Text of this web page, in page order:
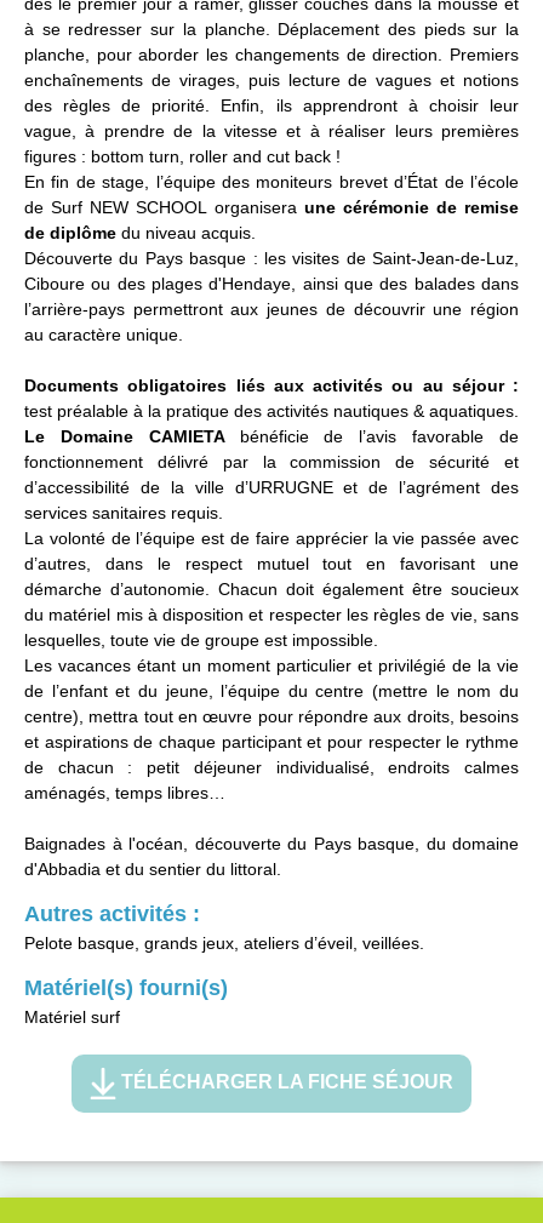
dès le premier jour à ramer, glisser couchés dans la mousse et
à se redresser sur la planche. Déplacement des pieds sur la
planche, pour aborder les changements de direction. Premiers
enchaînements de virages, puis lecture de vagues et notions
des règles de priorité. Enfin, ils apprendront à choisir leur
vague, à prendre de la vitesse et à réaliser leurs premières
figures : bottom turn, roller and cut back !
En fin de stage, l’équipe des moniteurs brevet d’État de l’école
de Surf NEW SCHOOL organisera une cérémonie de remise
de diplôme du niveau acquis.
Découverte du Pays basque : les visites de Saint-Jean-de-Luz,
Ciboure ou des plages d'Hendaye, ainsi que des balades dans
l’arrière-pays permettront aux jeunes de découvrir une région
au caractère unique.
Documents obligatoires liés aux activités ou au séjour :
test préalable à la pratique des activités nautiques & aquatiques.
Le Domaine CAMIETA bénéficie de l’avis favorable de
fonctionnement délivré par la commission de sécurité et
d’accessibilité de la ville d’URRUGNE et de l’agrément des
services sanitaires requis.
La volonté de l’équipe est de faire apprécier la vie passée avec
d’autres, dans le respect mutuel tout en favorisant une
démarche d’autonomie. Chacun doit également être soucieux
du matériel mis à disposition et respecter les règles de vie, sans
lesquelles, toute vie de groupe est impossible.
Les vacances étant un moment particulier et privilégié de la vie
de l’enfant et du jeune, l’équipe du centre (mettre le nom du
centre), mettra tout en œuvre pour répondre aux droits, besoins
et aspirations de chaque participant et pour respecter le rythme
de chacun : petit déjeuner individualisé, endroits calmes
aménagés, temps libres…
Baignades à l'océan, découverte du Pays basque, du domaine
d'Abbadia et du sentier du littoral.
Autres activités :
Pelote basque, grands jeux, ateliers d’éveil, veillées.
Matériel(s) fourni(s)
Matériel surf
TÉLÉCHARGER LA FICHE SÉJOUR